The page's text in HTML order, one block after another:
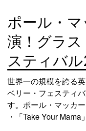
ポール・
演！グラス
スティバ
世界一の規模を誇る
ベリー・フェスティ
す。ポール・マッカ
・「Take Your